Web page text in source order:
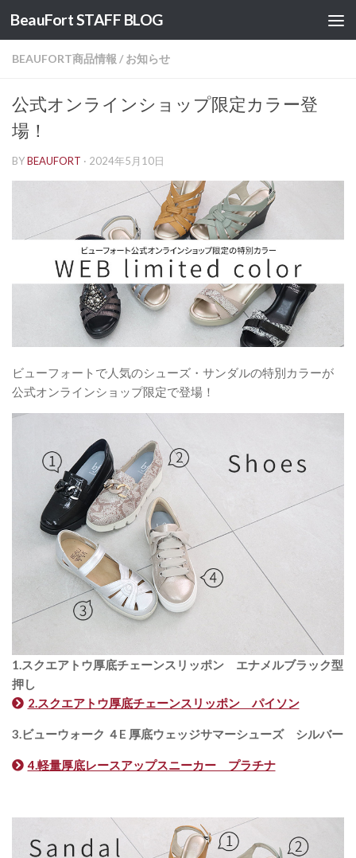
コンテンツへスキップ
BeauFort STAFF BLOG
BEAUFORT商品情報 / お知らせ
公式オンラインショップ限定カラー登
場！
BYBEAUFORT · 2024年5月10日
ビューフォートで人気のシューズ・サンダルの特別カラーが
公式オンラインショップ限定で登場！
1.スクエアトウ厚底チェーンスリッポン エナメルブラック型
押し
2.スクエアトウ厚底チェーンスリッポン パイソン
3.ビューウォーク ４E 厚底ウェッジサマーシューズ シルバー
4.軽量厚底レースアップスニーカー プラチナ